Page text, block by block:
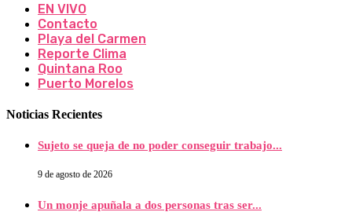
EN VIVO
Contacto
Playa del Carmen
Reporte Clima
Quintana Roo
Puerto Morelos
Noticias Recientes
Sujeto se queja de no poder conseguir trabajo...
9 de agosto de 2026
Un monje apuñala a dos personas tras ser...